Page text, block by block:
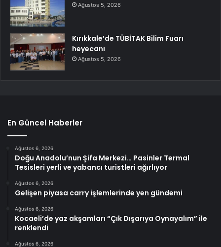
Ağustos 5, 2026
Kırıkkale’de TÜBİTAK Bilim Fuarı
heyecanı
Ağustos 5, 2026
En Güncel Haberler
Ağustos 6, 2026
Doğu Anadolu’nun Şifa Merkezi… Pasinler Termal
Tesisleri yerli ve yabancı turistleri ağırlıyor
Ağustos 6, 2026
Gelişen piyasa carry işlemlerinde yen gündemi
Ağustos 6, 2026
Kocaeli’de yaz akşamları “Çık Dışarıya Oynayalım” ile
renklendi
Ağustos 6, 2026